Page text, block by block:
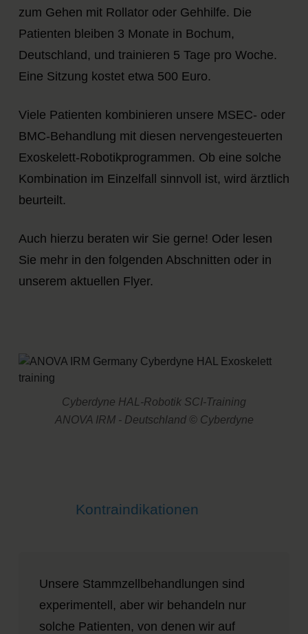
zum Gehen mit Rollator oder Gehhilfe. Die
Patienten bleiben 3 Monate in Bochum,
Deutschland, und trainieren 5 Tage pro Woche.
Eine Sitzung kostet etwa 500 Euro.
Viele Patienten kombinieren unsere MSEC- oder
BMC-Behandlung mit diesen nervengesteuerten
Exoskelett-Robotikprogrammen. Ob eine solche
Kombination im Einzelfall sinnvoll ist, wird ärztlich
beurteilt.
Auch hierzu beraten wir Sie gerne! Oder lesen
Sie mehr in den folgenden Abschnitten oder in
unserem aktuellen Flyer.
Cyberdyne HAL-Robotik SCI-Training
ANOVA IRM - Deutschland © Cyberdyne
Kontraindikationen
Unsere Stammzellbehandlungen sind
experimentell, aber wir behandeln nur
solche Patienten, von denen wir auf